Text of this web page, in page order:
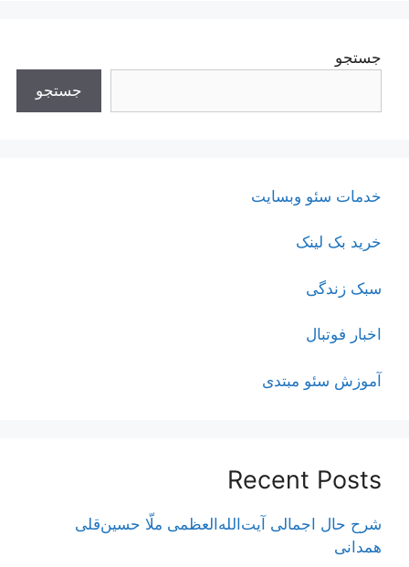
جستجو
جستجو
خدمات سئو وبسایت
خرید بک لینک
سبک زندگی
اخبار فوتبال
آموزش سئو مبتدی
Recent Posts
شرح حال اجمالی آیت‌الله‌العظمی ملّا حسین‌قلی
همدانی